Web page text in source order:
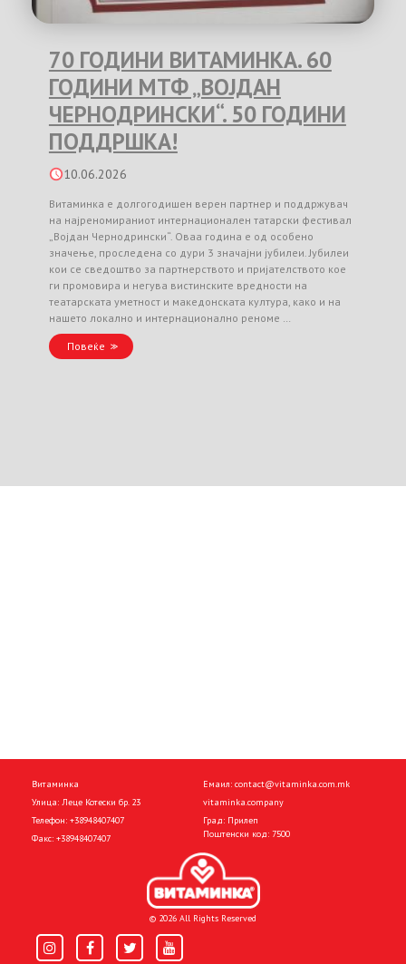
70 ГОДИНИ ВИТАМИНКА. 60
ГОДИНИ МТФ „ВОЈДАН
ЧЕРНОДРИНСКИ“. 50 ГОДИНИ
ПОДДРШКА!
10.06.2026
Витаминка е долгогодишен верен партнер и поддржувач
на најреномираниот интернационален татарски фестивал
„Војдан Чернодрински“. Оваа година е од особено
значење, проследена со дури 3 значајни јубилеи. Јубилеи
кои се сведоштво за партнерството и пријателството кое
ги промовира и негува вистинските вредности на
театарската уметност и македонската култура, како и на
нашето локално и интернационално реноме …
Повеќе
Витаминка
Улица: Леце Котески бр. 23
Телефон: +38948407407
Факс: +38948407407
Емаил: contact@vitaminka.com.mk
vitaminka.company
Град: Прилеп
Поштенски код: 7500
© 2026 All Rights Reserved